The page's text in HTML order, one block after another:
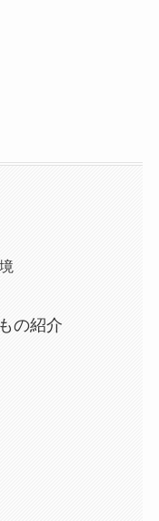
の紹介